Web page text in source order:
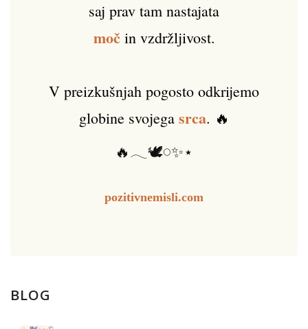
saj prav tam nastajata
močin vzdržljivost.
V preizkušnjah pogosto odkrijemo
globine svojega srca. 🔥
🔥𓂃🕊️𓏸✨⋆
pozitivnemisli.com
BLOG